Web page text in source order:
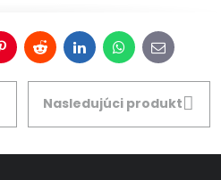
PinterestRedditLinkedInWhatsApp
E-
mail
Nasledujúci produkt